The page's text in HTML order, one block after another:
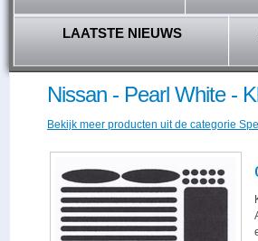
LAATSTE NIEUWS
Nissan - Pearl White -
Bekijk meer producten uit de categorie